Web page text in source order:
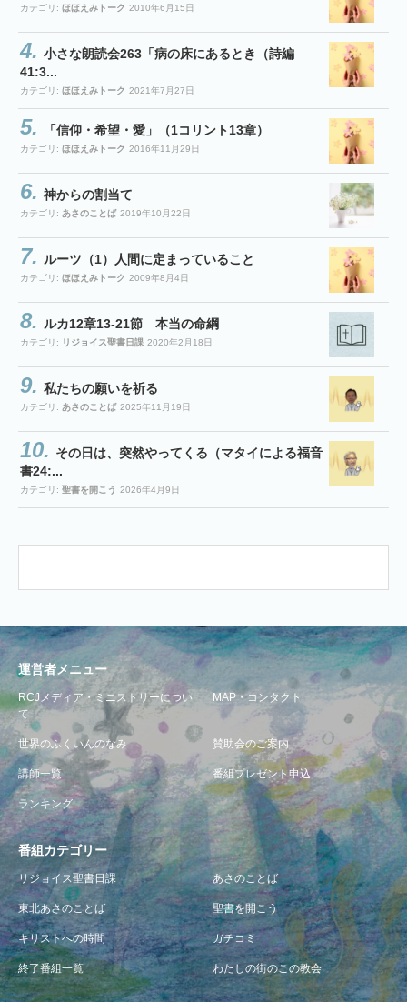
カテゴリ: ほほえみトーク 2010年6月15日
小さな朗読会263「病の床にあるとき（詩編
41:3...
カテゴリ: ほほえみトーク 2021年7月27日
「信仰・希望・愛」（1コリント13章）
カテゴリ: ほほえみトーク 2016年11月29日
神からの割当て
カテゴリ: あさのことば 2019年10月22日
ルーツ（1）人間に定まっていること
カテゴリ: ほほえみトーク 2009年8月4日
ルカ12章13-21節 本当の命綱
カテゴリ: リジョイス聖書日課 2020年2月18日
私たちの願いを祈る
カテゴリ: あさのことば 2025年11月19日
その日は、突然やってくる（マタイによる福音
書24:...
カテゴリ: 聖書を開こう 2026年4月9日
運営者メニュー
RCJメディア・ミニストリーについ
て
MAP・コンタクト
世界のふくいんのなみ 賛助会のご案内
講師一覧 番組プレゼント申込
ランキング
番組カテゴリー
リジョイス聖書日課 あさのことば
東北あさのことば 聖書を開こう
キリストへの時間 ガチコミ
終了番組一覧 わたしの街のこの教会